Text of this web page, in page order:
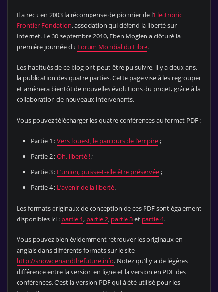
Il a reçu en 2003 la récompense de pionnier de l’Electronic
Frontier Fondation, association qui défend la liberté sur
Internet. Le 30 septembre 2010, Eben Moglen a clôturé la
première journée du Forum Mondial du Libre.
Les habitués de ce blog ont peut-être pu suivre, il y a deux ans,
la publication des quatre parties. Cette page vise à les regrouper
et amènera bientôt de nouvelles évolutions du projet, grâce à la
collaboration de nouveaux intervenants.
Vous pouvez télécharger les quatre conférences au format PDF :
Partie 1 :Vers l’ouest, le parcours de l’empire;
Partie 2 :Oh, liberté !;
Partie 3 : L’union, puisse-t-elle être préservée;
Partie 4 : L’avenir de la liberté.
Les formats originaux de conception de ces PDF sont également
disponibles ici : partie 1, partie 2, partie 3et partie 4.
Vous pouvez bien évidemment retrouver les originaux en
anglais dans différents formats sur le site
http://snowdenandthefuture.info. Notez qu’il y a de légères
différence entre la version en ligne et la version en PDF des
conférences. C’est la version PDF qui à été utilisé pour les